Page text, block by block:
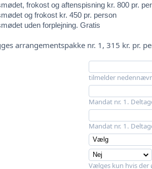
frokost og aftenspisning kr. 800 pr.
og frokost kr. 450 pr. person
uden forplejning. Gratis
arrangementspakke nr. 1, 315 kr. pr.
tilmelder
Mandat nr. 1.
Mandat nr. 1.
Vælges kun hvis der